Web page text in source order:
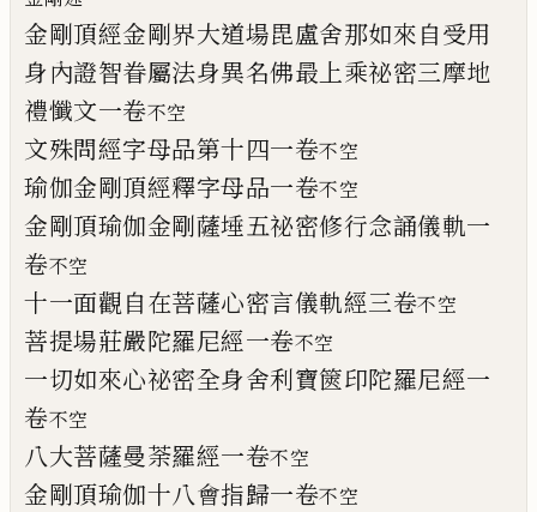
金剛頂經金剛界大道場毘盧舍那如來自受用
身內證智眷屬法身異名佛最上乘祕密三摩地
禮懺文一卷不空
文殊問經字母品第十四一卷不空
瑜伽金剛頂經釋字母品一卷不空
金剛頂瑜伽金剛薩埵五祕密修行念誦儀軌一
卷不空
十一面觀自在菩薩心密言儀軌經三卷不空
菩提場莊嚴陀羅尼經一卷不空
一切如來心祕密全身舍利寶篋印陀羅尼經一
卷不空
八大菩薩曼荼羅經一卷不空
金剛頂瑜伽十八會指歸一卷不空